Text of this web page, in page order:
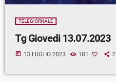
TELEGIORNALE
Tg Giovedi 13.07.2023
today 13 LUGLIO 2023 181 2